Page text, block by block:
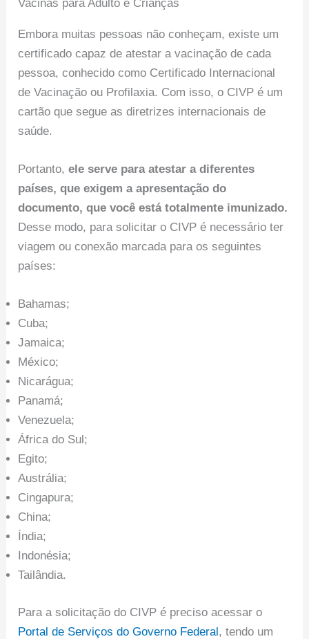
Vacinas para Adulto e Crianças
Embora muitas pessoas não conheçam, existe um
certificado capaz de atestar a vacinação de cada
pessoa, conhecido como Certificado Internacional
de Vacinação ou Profilaxia. Com isso, o CIVP é um
cartão que segue as diretrizes internacionais de
saúde.
Portanto,ele serve para atestar a diferentes
países, que exigem a apresentação do
documento, que você está totalmente imunizado.
Desse modo, para solicitar o CIVP é necessário ter
viagem ou conexão marcada para os seguintes
países:
Bahamas;
Cuba;
Jamaica;
México;
Nicarágua;
Panamá;
Venezuela;
África do Sul;
Egito;
Austrália;
Cingapura;
China;
Índia;
Indonésia;
Tailândia.
Para a solicitação do CIVP é preciso acessar o
Portal de Serviços do Governo Federal, tendo um